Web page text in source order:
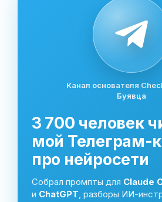
Канал основателя
Буявца
3 700 человек
мой Телеграм-
про нейросети
Собрал промпты для Claude
и ChatGPT, разборы ИИ-